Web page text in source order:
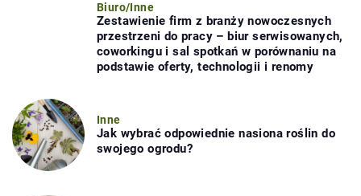
Biuro/Inne
Zestawienie firm z branży nowoczesnych
przestrzeni do pracy – biur serwisowanych,
coworkingu i sal spotkań w porównaniu na
podstawie oferty, technologii i renomy
Inne
Jak wybrać odpowiednie nasiona roślin do
swojego ogrodu?